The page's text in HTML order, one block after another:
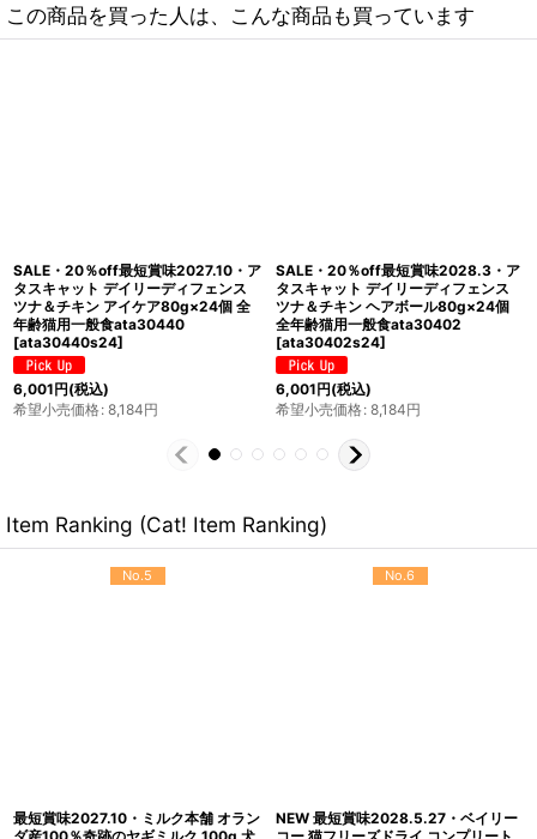
この商品を買った人は、こんな商品も買っています
SALE・20％off最短賞味2027.11・ア
タスキャット デイリーディフェンス
ツナ＆チキン ユリナリー80g×24個
全年齢猫用一般食ata30433
[ata30433s24]
6,001円(税込)
希望小売価格: 8,184円
SALE・20％off最短賞味2027.11・ア
タスキャット デイリーディフェンス
ツナ＆チキン スキン＆コート80g×24
個 全年齢猫用一般食ata30426
[ata30426s24]
6,001円(税込)
希望小売価格: 8,184円
Item Ranking (Cat! Item Ranking)
No.5
最短賞味2027.10・ミルク本舗 オラン
No.6
NEW 最短賞味2028.5.27・ベイリー